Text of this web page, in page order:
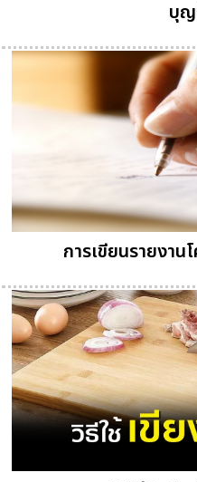
บุญ
การเขียนรายงาน